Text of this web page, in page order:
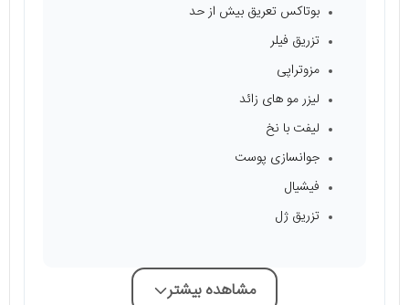
بوتاکس تعریق بیش از حد
تزریق فیلر
مزوتراپی
لیزر مو های زائد
لیفت با نخ
جوانسازی پوست
فیشیال
تزریق ژل
مشاهده بیشتر